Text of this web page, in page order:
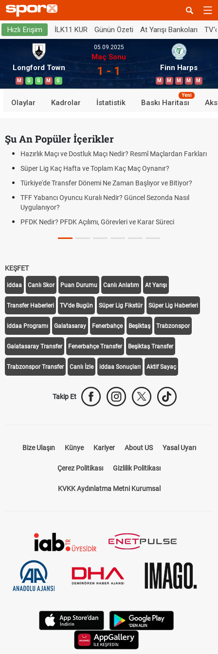
Hızlı Erişim İLK11 KUR Günün Özeti At Yarışı Bankoları
Longford Town
M G G M G
05.09.2025
Maç Sonu
1 - 1 Finn Harps
M M M M M
Olaylar Kadrolar İstatistik Baskı Haritası
Yeni
Şu An Popüler İçerikler
Hazırlık Maçı ve Dostluk Maçı Nedir? Resmî Maçlardan Farkları
Süper Lig Kaç Hafta ve Toplam Kaç Maç Oynanır?
Türkiye'de Transfer Dönemi Ne Zaman Başlıyor ve Bitiyor?
TFF Yabancı Oyuncu Kuralı Nedir? Güncel Sezonda Nasıl
Uygulanıyor?
PFDK Nedir? PFDK Açılımı, Görevleri ve Karar Süreci
KEŞFET
iddaa Canlı Skor Puan Durumu Canlı Anlatım At Yarışı
Transfer Haberleri TV'de Bugün Süper Lig Fikstür Süper Lig Haberleri
iddaa Programı Galatasaray Fenerbahçe Beşiktaş Trabzonspor
Galatasaray Transfer Fenerbahçe Transfer Beşiktaş Transfer
Trabzonspor Transfer Canlı İzle iddaa Sonuçları Aktif Sayaç
Takip Et
Bize Ulaşın Künye Kariyer About US Yasal Uyarı
Çerez Politikası Gizlilik Politikası
KVKK Aydınlatma Metni Kurumsal